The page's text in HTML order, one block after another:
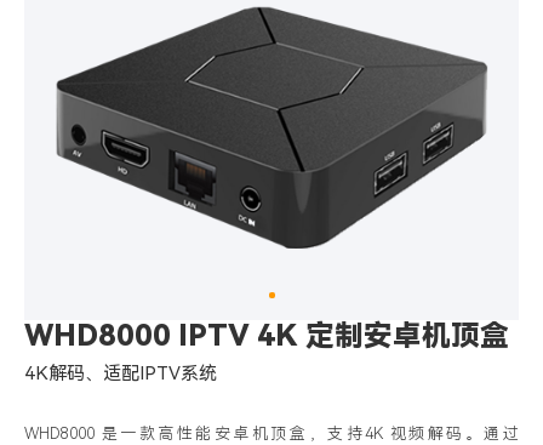
WHD8000 IPTV 4K 定制安卓机顶盒
4K解码、适配IPTV系统
WHD8000 是一款高性能安卓机顶盒，支持4K 视频解码。通过